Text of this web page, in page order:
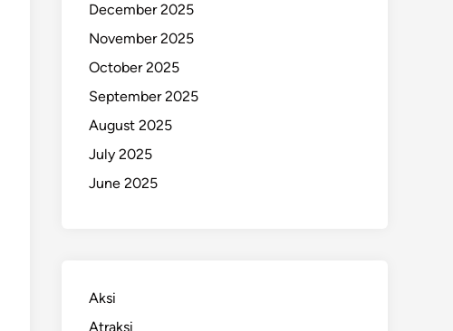
December 2025
November 2025
October 2025
September 2025
August 2025
July 2025
June 2025
Aksi
Atraksi